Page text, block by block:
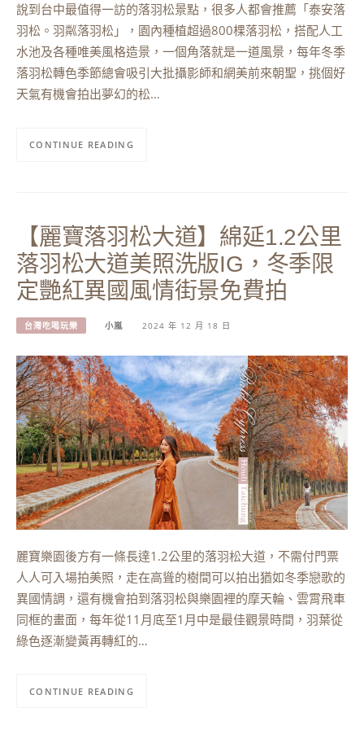
說到台中最值得一訪的落羽松景點，很多人都會推薦「泰安落
羽松。羽粼落羽松」，園內種植超過800棵落羽松，搭配人工
水池及各種唯美風格造景，一個角落就是一道風景，每年冬季
落羽松轉色季節總會吸引大批攝影師和網美前來朝聖，挑個好
天氣有機會拍出夢幻的松…
CONTINUE READING
【麗寶落羽松大道】綿延1.2公里
落羽松大道美照洗版IG，冬季限
定艷紅異國風情街景免費拍
台灣吃喝玩樂 小嵐 2024 年 12 月 18 日
麗寶樂園後方有一條長達1.2公里的落羽松大道，不需付門票
人人可入場拍美照，走在高聳的樹間可以拍出猶如冬季戀歌的
異國情調，還有機會拍到落羽松與樂園裡的摩天輪、雲霄飛車
同框的畫面，每年從11月底至1月中是最佳觀景時間，羽葉從
綠色逐漸變黃再轉紅的…
CONTINUE READING